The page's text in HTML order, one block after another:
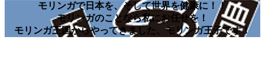
モリンガで日本を、そして世界を健康に！！
モリンガのことなら私にお任せを！
モリンガ王国からやってきました、モリンガ王子です！